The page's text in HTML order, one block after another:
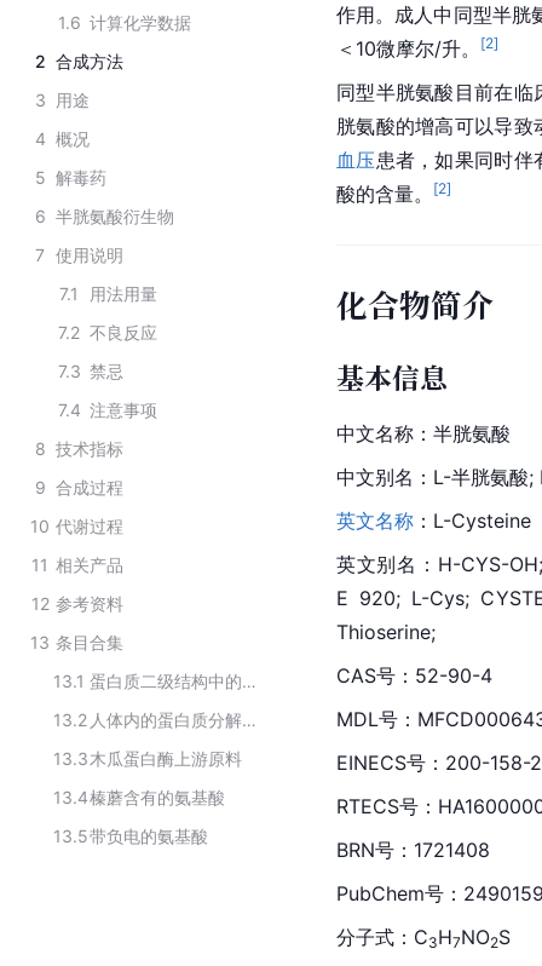
1.6 计算化学数据
2 合成方法
3
用途
4 概况
5 解毒药
6 半胱氨酸衍生物
7 使用说明
7.1
用法用量
7.2 不良反应
7.3 禁忌
7.4 注意事项
8 技术指标
9 合成过程
10 代谢过程
11 相关产品
12 参考资料
13 条目合集
13.1
蛋白质二级结构中的无产生任何结构倾向的氨基酸
13.2
人体内的蛋白质分解产生的氨基酸
13.3木瓜蛋白酶上游原料
13.4榛蘑含有的氨基酸
13.5带负电的氨基酸
作用。成人中 同型半胱
＜10微摩尔/升。
[2]
同型半胱氨酸目前在
胱氨酸的增高可以导
血压患者，如果同时
酸的含量。
[2]
化合物简介
基本信息
中文名称：半胱氨酸
中文别名：L-半胱氨酸;
英文名称 ：L-Cysteine
英文别名：H-CYS-
E 920; L-Cys;
Thioserine;
CAS号：52-90-4
MDL号：
EINECS号：200-158-2
RTECS号：
BRN号：1721408
PubChem号：
分子式 ：C3H7NO2S